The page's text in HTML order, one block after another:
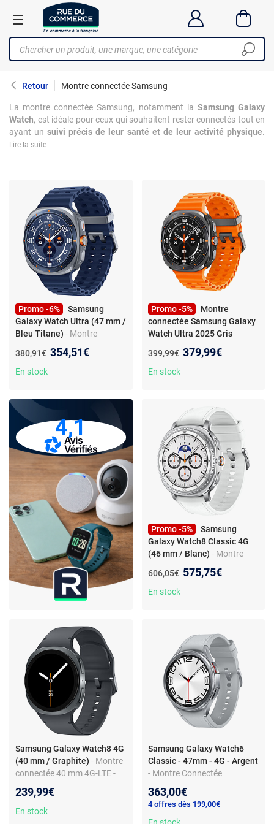
Retour Montre connectée Samsung
La montre connectée Samsung, notamment la Samsung Galaxy
Watch, est idéale pour ceux qui souhaitent rester connectés tout en
ayant unsuivi précis de leur santé et de leur activité physique.
Avec son design élégant et son écran AMOLED lumineux, elle
devient vite un compagnon indispensable. Compatible avec les
smartphones Android et iOS, la Galaxy Watch offre un équilibre
parfait entre style et technologie.
Lire la suite
Promo -6%
Samsung
Galaxy Watch Ultra (47 mm /
Bleu Titane) - Montre
titane - étanche IP68 - GPS -
RAM 2 Go - écran tactile
590 mAh - One UI 8.0 -
bracelet extrême sport
Ancien prix :
380,91€ Nouveau prix :
354,51€
En stock
Promo -5%
Montre
connectée Samsung Galaxy
Watch Ultra 2025 Gris
Watch Ultra (2025) (47 mm,
LTE)
Ancien prix :
399,99€ Nouveau prix :
379,99€
En stock
4,1
Promo -5%
Samsung
Galaxy Watch8 Classic 4G
(46 mm / Blanc) - Montre
acier inoxydable - étanche
IP68 - GPS - RAM 2 Go -
One UI 8.0 - bracelet hybride
premium
Ancien prix :
606,05€ Nouveau prix :
575,75€
En stock
Samsung Galaxy Watch8 4G
(40 mm / Graphite) - Montre
connectée 40 mm 4G-LTE -
GPS - RAM 2 Go - écran
tactile Super AMOLED 1.34" -
239,99€
En stock
Samsung Galaxy Watch6
Classic - 47mm - 4G - Argent
- Montre Connectée
Classic 4G - Ecran Tactile
1.47" super AMOLED -
363,00€
4 offres dès 199,00€